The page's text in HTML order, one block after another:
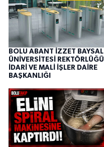
BOLU ABANT İZZET BAYSAL
ÜNİVERSİTESİ REKTÖRLÜĞÜ
İDARİ VE MALİ İŞLER DAİRE
BAŞKANLIĞI